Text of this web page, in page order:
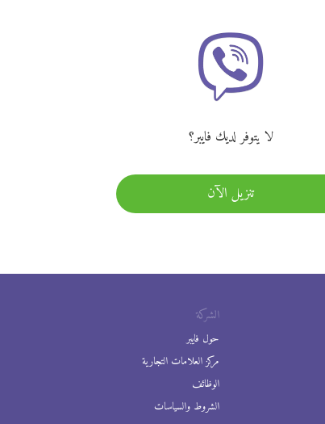
لا يتوفر لديك فايبر؟
تنزيل الآن
الشركة
حول فايبر
مركز العلامات التجارية
الوظائف
الشروط والسياسات